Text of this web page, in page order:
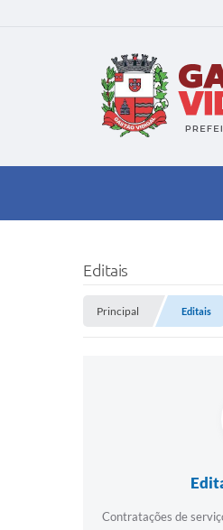
Editais
Principal Editais
Contratações de